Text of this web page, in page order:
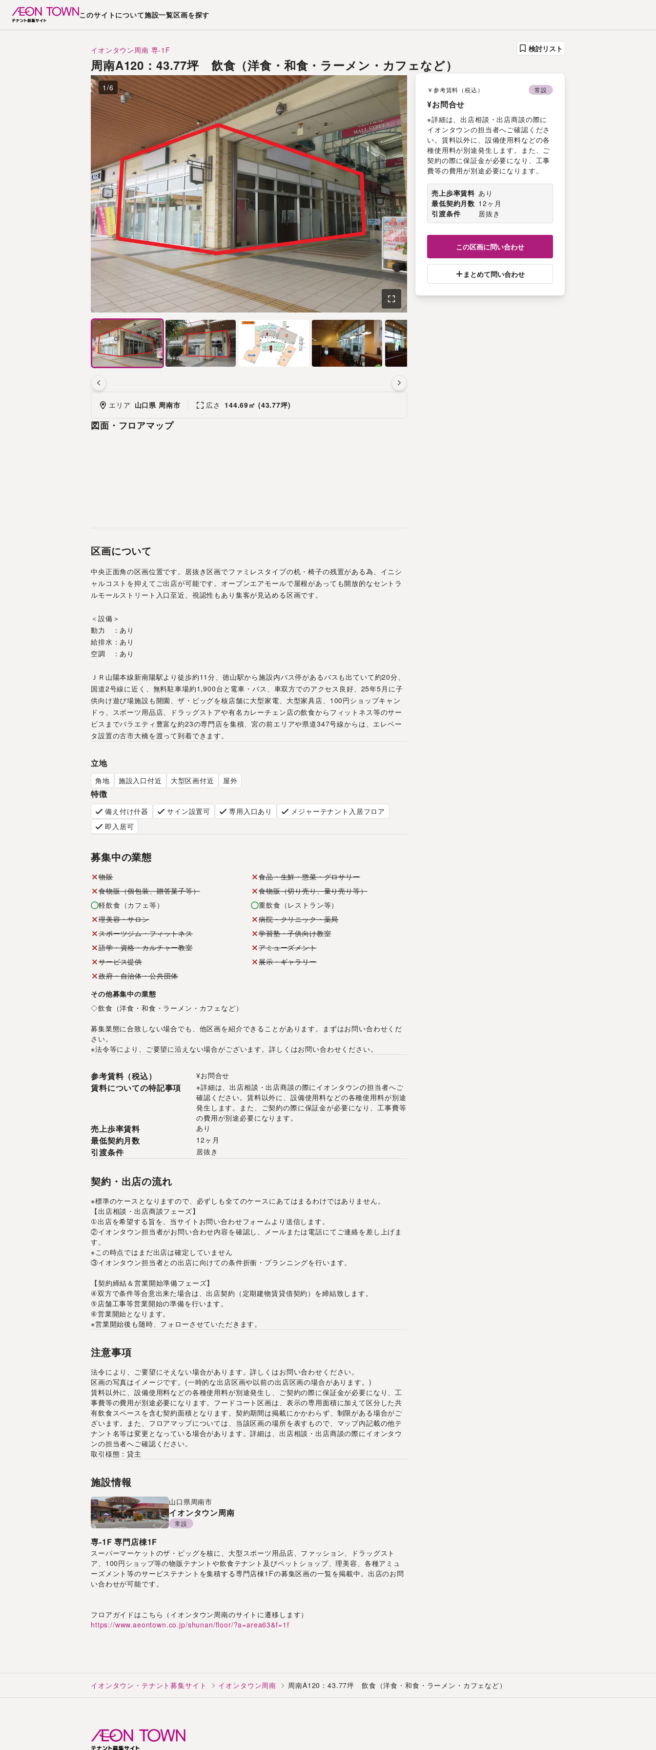
このサイトについて施設一覧区画を探す
イオンタウン周南 専-1F
周南A120：43.77坪 飲食（洋食・和食・ラーメン・カフェなど）
検討リスト
1 /6
エリア 山口県 周南市 広さ 144.69㎡ (43.77坪)
図面・フロアマップ
区画について
中央正面角の区画位置です。居抜き区画でファミレスタイプの机・椅子の残置がある為、イニシ
ャルコストを抑えてご出店が可能です。オープンエアモールで屋根があっても開放的なセントラ
ルモールストリート入口至近、視認性もあり集客が見込める区画です。
＜設備＞
動力　：あり
給排水：あり
空調　：あり
ＪＲ山陽本線新南陽駅より徒歩約11分、徳山駅から施設内バス停があるバスも出ていて約20分、
国道2号線に近く、無料駐車場約1,900台と電車・バス、車双方でのアクセス良好、25年5月に子
供向け遊び場施設も開園、ザ・ビッグを核店舗に大型家電、大型家具店、100円ショップキャン
ドゥ、スポーツ用品店、ドラッグストアや有名カレーチェン店の飲食からフィットネス等のサー
ビスまでバラエティ豊富な約23の専門店を集積、宮の前エリアや県道347号線からは、エレベー
タ設置の古市大橋を渡って到着できます。
立地
角地 施設入口付近 大型区画付近 屋外
特徴
備え付け什器 サイン設置可 専用入口あり
メジャーテナント入居フロア
即入居可
募集中の業態
物販
食品・生鮮・惣菜・グロサリー
食物販（個包装、贈答菓子等）
食物販（切り売り、量り売り等）
軽飲食（カフェ等）
重飲食（レストラン等）
理美容・サロン
病院・クリニック・薬局
スポーツジム・フィットネス
学習塾・子供向け教室
語学・資格・カルチャー教室
アミューズメント
サービス提供
展示・ギャラリー
政府・自治体・公共団体
その他募集中の業態
◇飲食（洋食・和食・ラーメン・カフェなど）
募集業態に合致しない場合でも、他区画を紹介できることがあります。まずはお問い合わせくだ
さい。
※法令等により、ご要望に沿えない場合がございます。詳しくはお問い合わせください。
参考賃料（税込） ¥お問合せ
賃料についての特記事項
※詳細は、出店相談・出店商談の際にイオンタウンの担当者へご
確認ください。賃料以外に、設備使用料などの各種使用料が別途
発生します。また、ご契約の際に保証金が必要になり、工事費等
の費用が別途必要になります。
売上歩率賃料 あり
最低契約月数 12ヶ月
引渡条件 居抜き
契約・出店の流れ
※標準のケースとなりますので、必ずしも全てのケースにあてはまるわけではありません。
【出店相談・出店商談フェーズ】
①出店を希望する旨を、当サイトお問い合わせフォームより送信します。
②イオンタウン担当者がお問い合わせ内容を確認し、メールまたは電話にてご連絡を差し上げま
す。
※この時点ではまだ出店は確定していません
③イオンタウン担当者との出店に向けての条件折衝・プランニングを行います。
【契約締結＆営業開始準備フェーズ】
④双方で条件等合意出来た場合は、出店契約（定期建物賃貸借契約）を締結致します。
⑤店舗工事等営業開始の準備を行います。
⑥営業開始となります。
※営業開始後も随時、フォローさせていただきます。
注意事項
法令により、ご要望にそえない場合があります。詳しくはお問い合わせください。
区画の写真はイメージです。(一時的な出店区画や以前の出店区画の場合があります。)
賃料以外に、設備使用料などの各種使用料が別途発生し、ご契約の際に保証金が必要になり、工
事費等の費用が別途必要になります。フードコート区画は、表示の専用面積に加えて区分した共
有飲食スペースを含む契約面積となります。契約期間は掲載にかかわらず、制限がある場合がご
ざいます。また、フロアマップについては、当該区画の場所を表すもので、マップ内記載の他テ
ナント名等は変更となっている場合があります。詳細は、出店相談・出店商談の際にイオンタウ
ンの担当者へご確認ください。
取引様態：貸主
施設情報
山口県周南市
イオンタウン周南
常設
専-1F 専門店棟1F
スーパーマーケットのザ・ビッグを核に、大型スポーツ用品店、ファッション、ドラッグスト
ア、100円ショップ等の物販テナントや飲食テナント及びペットショップ、理美容、各種アミュ
ーズメント等のサービステナントを集積する専門店棟1Fの募集区画の一覧を掲載中。出店のお問
い合わせが可能です。
フロアガイドはこちら（イオンタウン周南のサイトに遷移します）
https://www.aeontown.co.jp/shunan/floor/?a=area63&f=1f
￥参考賃料（税込） 常設
¥お問合せ
※詳細は、出店相談・出店商談の際に
イオンタウンの担当者へご確認くださ
い。賃料以外に、設備使用料などの各
種使用料が別途発生します。また、ご
契約の際に保証金が必要になり、工事
費等の費用が別途必要になります。
売上歩率賃料 あり
最低契約月数 12ヶ月
引渡条件
居抜き
この区画に問い合わせ
まとめて問い合わせ
イオンタウン・テナント募集サイト イオンタウン周南 周南A120：43.77坪 飲食（洋食・和食・ラーメン・カフェなど）